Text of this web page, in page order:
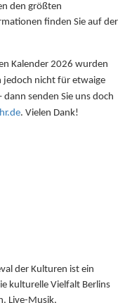
den größten
finden Sie auf der
Kalender 2026 wurden
jedoch nicht für etwaige
dann senden Sie uns doch
. Vielen Dank!
der Kulturen ist ein
kulturelle Vielfalt Berlins
Live-Musik,